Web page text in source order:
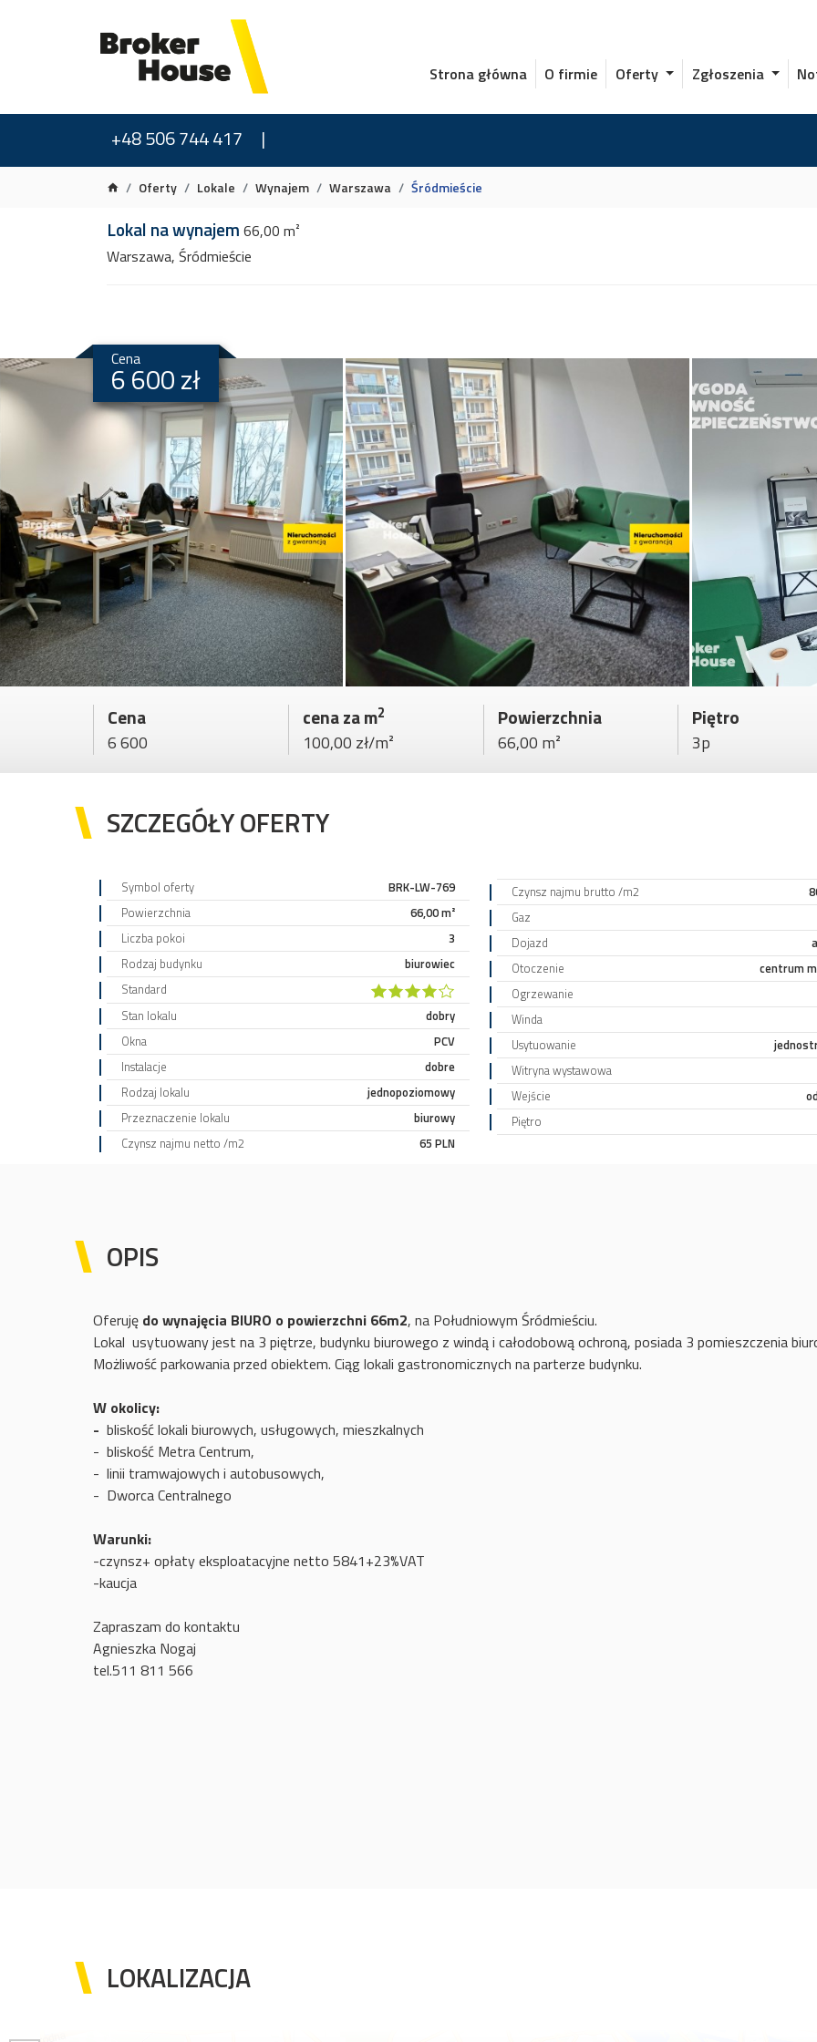
Strona główna O firmie Oferty Zgłoszenia
+48 506 744 417
Oferty Lokale Wynajem Warszawa Śródmieście
Lokal na wynajem 66,00 m²
Warszawa, Śródmieście
Cena
6 600 zł
Cena
6 600
cena za m2
100,00 zł/m²
Powierzchnia
66,00 m²
Piętro
3p
SZCZEGÓŁY OFERTY
Symbol oferty
BRK-LW-769
Powierzchnia
66,00 m²
Liczba pokoi
3
Rodzaj budynku
biurowiec
Standard
Stan lokalu
dobry
Okna
PCV
Instalacje
dobre
Rodzaj lokalu
jednopoziomowy
Przeznaczenie lokalu
biurowy
Czynsz najmu netto /m2
65 PLN
Czynsz najmu brutto /m2
Gaz
Dojazd
Otoczenie
centrum
Ogrzewanie
Winda
Usytuowanie
Witryna wystawowa
Wejście
Piętro
OPIS
Oferuję do wynajęcia BIURO o powierzchni 66m2, na Południowym Śródmieściu.
Lokal usytuowany jest na 3 piętrze, budynku biurowego z windą i całodobową ochroną, posiada 3 pomieszczenia
Możliwość parkowania przed obiektem. Ciąg lokali gastronomicznych na parterze budynku.
W okolicy:
- bliskość lokali biurowych, usługowych, mieszkalnych
- bliskość Metra Centrum,
- linii tramwajowych i autobusowych,
- Dworca Centralnego
Warunki:
-czynsz+ opłaty eksploatacyjne netto 5841+23%VAT
-kaucja
Zapraszam do kontaktu
Agnieszka Nogaj
tel.511 811 566
LOKALIZACJA